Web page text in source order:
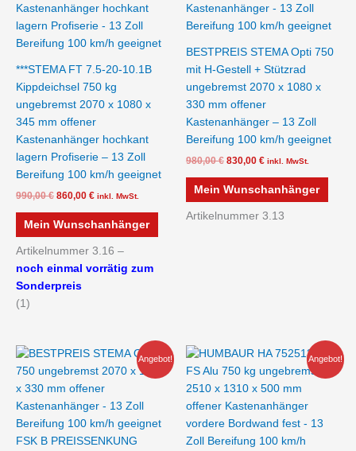
***STEMA FT 7.5-20-10.1B
Kippdeichsel 750 kg
ungebremst 2070 x 1080 x
345 mm offener
Kastenanhänger hochkant
lagern Profiserie – 13 Zoll
Bereifung 100 km/h geeignet
990,00€ 860,00 € inkl. MwSt.
Mein Wunschanhänger
Artikelnummer 3.16 –
noch einmal vorrätig zum
Sonderpreis
(1)
BESTPREIS STEMA Opti 750
mit H-Gestell + Stützrad
ungebremst 2070 x 1080 x
330 mm offener
Kastenanhänger – 13 Zoll
Bereifung 100 km/h geeignet
980,00€ 830,00 € inkl. MwSt.
Mein Wunschanhänger
Artikelnummer 3.13
Angebot!
Ursprünglicher
war:
840,00 €
Aktueller
ist:
610,00 €.
Angebot!
Ursprünglicher
war:
1.896,00 €
Aktueller
ist:
1.599,00 €.